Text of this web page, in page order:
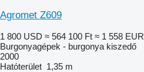
Agromet Z609
1 800 USD ≈ 564 100 Ft ≈ 1 558 EUR
Burgonyagépek - burgonya kiszedő
2000
Hatóterület 1,35 m